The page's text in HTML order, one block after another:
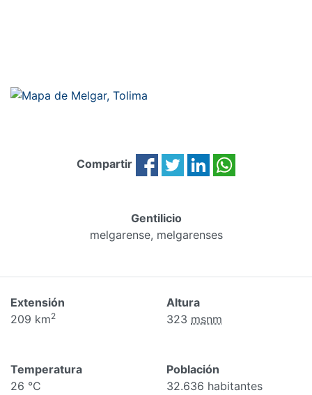
Compartir
Gentilicio
melgarense, melgarenses
Extensión
209 km2
Altura
323 msnm
Temperatura
26 °C
Población
32.636 habitantes